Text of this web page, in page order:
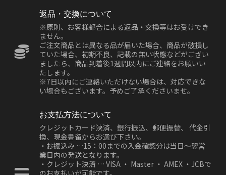
返品・交換について
※原則、お客様都合による返品・交換等はお受けでき
ません。
ご注文商品とは異なる品が届いた場合、商品が破損し
ていた場合、初期不良、記載の無い状態などがござい
ましたら、商品到着後1週間以内にご連絡をお願いい
たします。
※7日以内にご連絡いただけない場合は、対応できな
い場合もございます。予めご了承くださいませ。
お支払方法について
クレジットカード決済、銀行振込、郵便振替、 代金引
換、現金書留からお選び下さい。
・お振込み …15：00までの入金確認分は当日～翌営
業日内の発送となります。
・クレジット決済 … VISA ・ Master ・ AMEX ・JCBで
のお支払いが可能です。